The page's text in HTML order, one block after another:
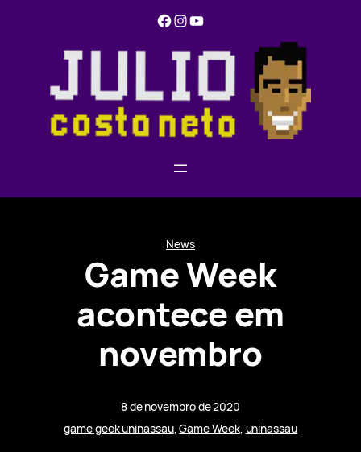
Facebook Instagram YouTube
News
Game Week
acontece em
novembro
8 de novembro de 2020
game geek uninassau, Game Week, uninassau